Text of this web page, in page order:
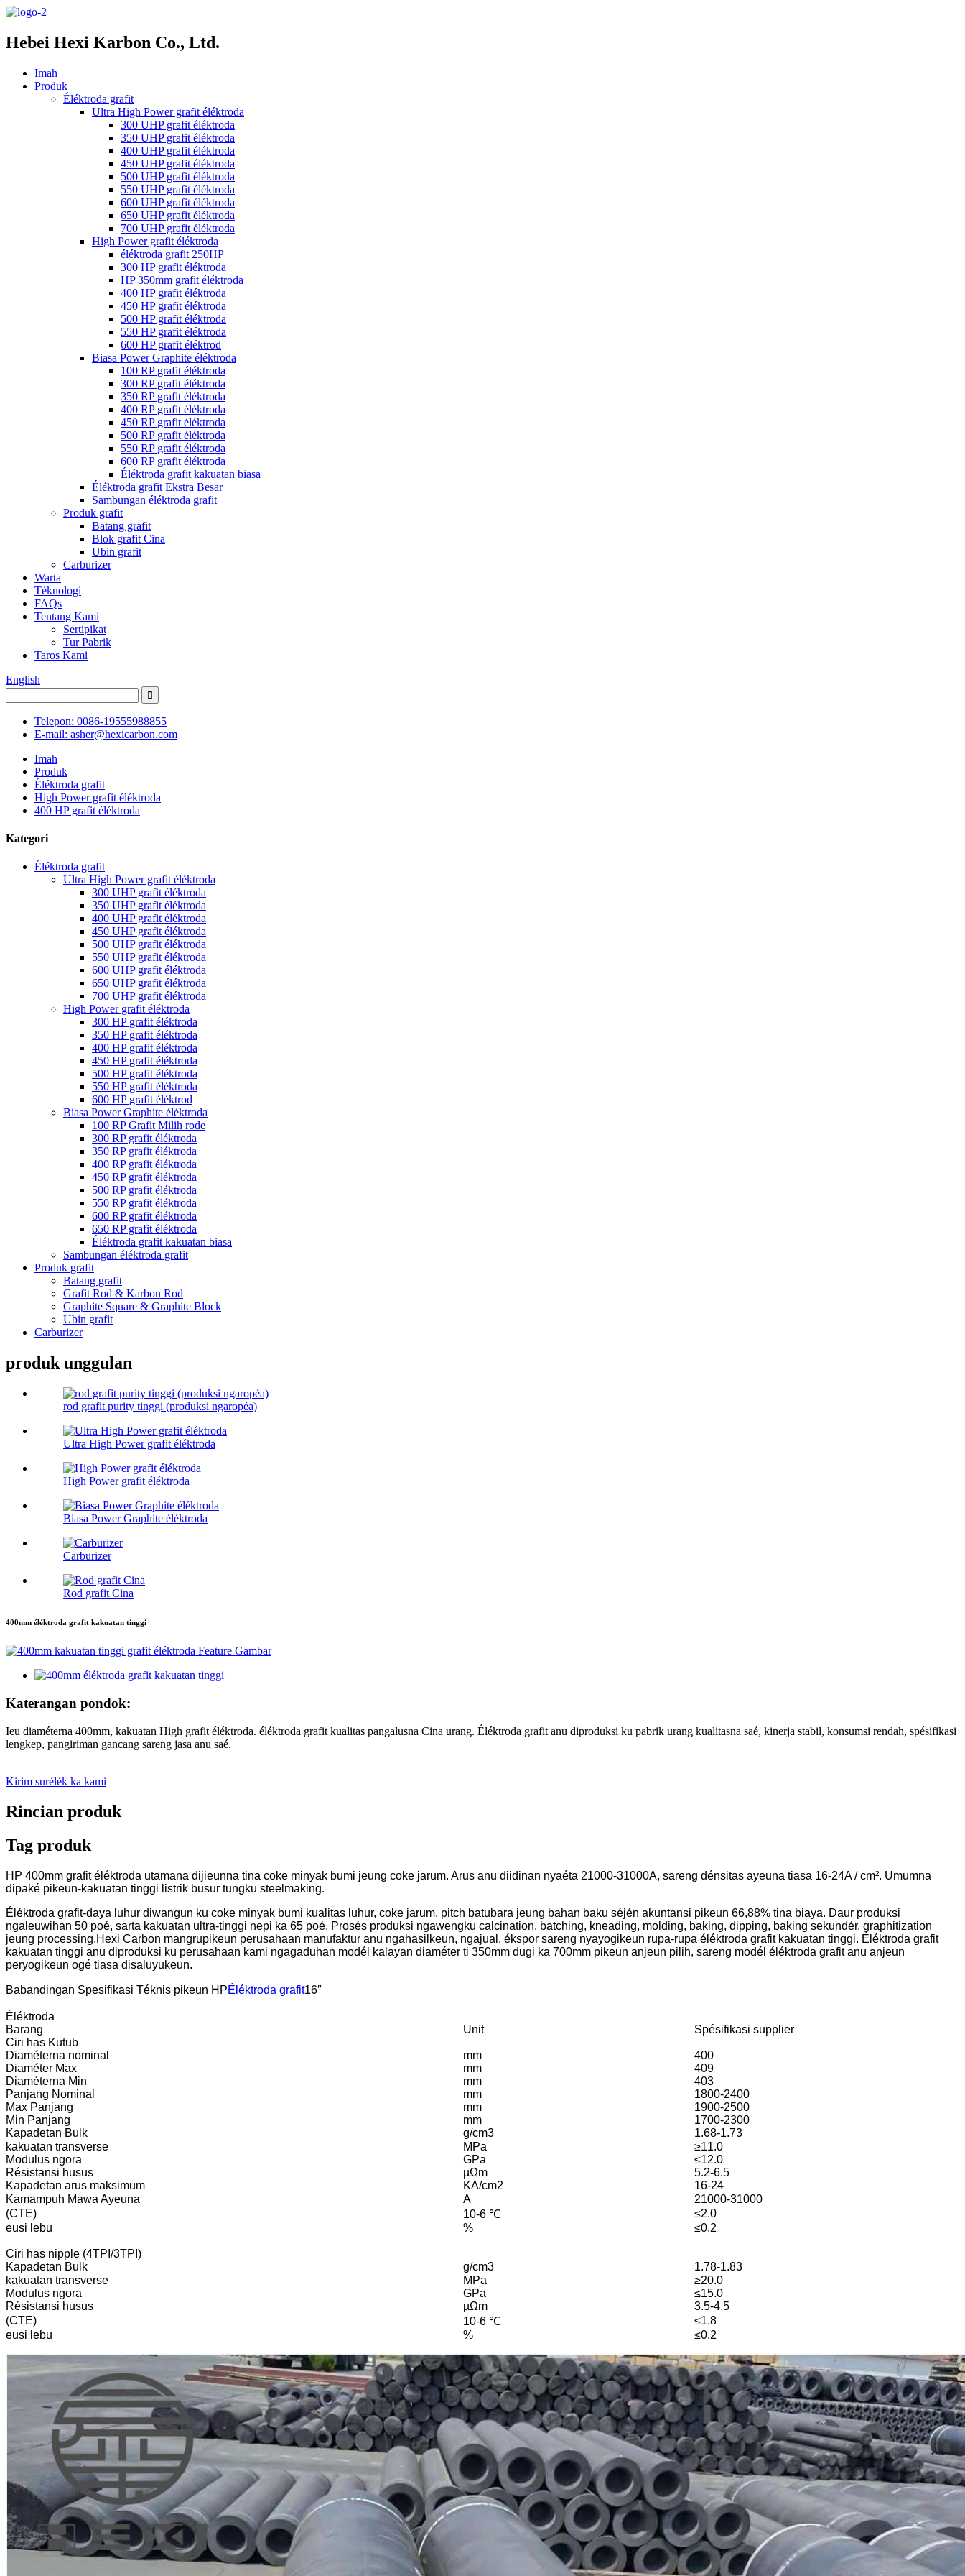
Hebei Hexi Karbon Co., Ltd.
Imah
Produk
Éléktroda grafit
Ultra High Power grafit éléktroda
300 UHP grafit éléktroda
350 UHP grafit éléktroda
400 UHP grafit éléktroda
450 UHP grafit éléktroda
500 UHP grafit éléktroda
550 UHP grafit éléktroda
600 UHP grafit éléktroda
650 UHP grafit éléktroda
700 UHP grafit éléktroda
High Power grafit éléktroda
éléktroda grafit 250HP
300 HP grafit éléktroda
HP 350mm grafit éléktroda
400 HP grafit éléktroda
450 HP grafit éléktroda
500 HP grafit éléktroda
550 HP grafit éléktroda
600 HP grafit éléktrod
Biasa Power Graphite éléktroda
100 RP grafit éléktroda
300 RP grafit éléktroda
350 RP grafit éléktroda
400 RP grafit éléktroda
450 RP grafit éléktroda
500 RP grafit éléktroda
550 RP grafit éléktroda
600 RP grafit éléktroda
Éléktroda grafit kakuatan biasa
Éléktroda grafit Ekstra Besar
Sambungan éléktroda grafit
Produk grafit
Batang grafit
Blok grafit Cina
Ubin grafit
Carburizer
Warta
Téknologi
FAQs
Tentang Kami
Sertipikat
Tur Pabrik
Taros Kami
English
Telepon: 0086-19555988855
E-mail: asher@hexicarbon.com
Imah
Produk
Éléktroda grafit
High Power grafit éléktroda
400 HP grafit éléktroda
Kategori
Éléktroda grafit
Ultra High Power grafit éléktroda
300 UHP grafit éléktroda
350 UHP grafit éléktroda
400 UHP grafit éléktroda
450 UHP grafit éléktroda
500 UHP grafit éléktroda
550 UHP grafit éléktroda
600 UHP grafit éléktroda
650 UHP grafit éléktroda
700 UHP grafit éléktroda
High Power grafit éléktroda
300 HP grafit éléktroda
350 HP grafit éléktroda
400 HP grafit éléktroda
450 HP grafit éléktroda
500 HP grafit éléktroda
550 HP grafit éléktroda
600 HP grafit éléktrod
Biasa Power Graphite éléktroda
100 RP Grafit Milih rode
300 RP grafit éléktroda
350 RP grafit éléktroda
400 RP grafit éléktroda
450 RP grafit éléktroda
500 RP grafit éléktroda
550 RP grafit éléktroda
600 RP grafit éléktroda
650 RP grafit éléktroda
Éléktroda grafit kakuatan biasa
Sambungan éléktroda grafit
Produk grafit
Batang grafit
Grafit Rod & Karbon Rod
Graphite Square & Graphite Block
Ubin grafit
Carburizer
produk unggulan
rod grafit purity tinggi (produksi ngaropéa)
Ultra High Power grafit éléktroda
High Power grafit éléktroda
Biasa Power Graphite éléktroda
Carburizer
Rod grafit Cina
400mm éléktroda grafit kakuatan tinggi
Katerangan pondok:
Ieu diaméterna 400mm, kakuatan High grafit éléktroda. éléktroda grafit kualitas pangalusna Cina urang. Éléktroda grafit anu diproduksi ku pabrik urang kualitasna saé, kinerja stabil, konsumsi rendah, spésifikasi
lengkep, pangiriman gancang sareng jasa anu saé.
Kirim surélék ka kami
Rincian produk
Tag produk
HP 400mm grafit éléktroda utamana dijieunna tina coke minyak bumi jeung coke jarum. Arus anu diidinan nyaéta 21000-31000A, sareng dénsitas ayeuna tiasa 16-24A / cm². Umumna
dipaké pikeun-kakuatan tinggi listrik busur tungku steelmaking.
Éléktroda grafit-daya luhur diwangun ku coke minyak bumi kualitas luhur, coke jarum, pitch batubara jeung bahan baku séjén akuntansi pikeun 66,88% tina biaya. Daur produksi
ngaleuwihan 50 poé, sarta kakuatan ultra-tinggi nepi ka 65 poé. Prosés produksi ngawengku calcination, batching, kneading, molding, baking, dipping, baking sekundér, graphitization
jeung processing.Hexi Carbon mangrupikeun perusahaan manufaktur anu ngahasilkeun, ngajual, ékspor sareng nyayogikeun rupa-rupa éléktroda grafit kakuatan tinggi. Éléktroda grafit
kakuatan tinggi anu diproduksi ku perusahaan kami ngagaduhan modél kalayan diaméter ti 350mm dugi ka 700mm pikeun anjeun pilih, sareng modél éléktroda grafit anu anjeun
peryogikeun ogé tiasa disaluyukeun.
Babandingan Spesifikasi Téknis pikeun HPÉléktroda grafit16″
Éléktroda
Barang
Unit
Spésifikasi supplier
Ciri has Kutub
Diaméterna nominal
mm
400
Diaméter Max
mm
409
Diaméterna Min
mm
403
Panjang Nominal
mm
1800-2400
Max Panjang
mm
1900-2500
Min Panjang
mm
1700-2300
Kapadetan Bulk
g/cm3
1.68-1.73
kakuatan transverse
MPa
≥11.0
Modulus ngora
GPa
≤12.0
Résistansi husus
µΩm
5.2-6.5
Kapadetan arus maksimum
KA/cm2
16-24
Kamampuh Mawa Ayeuna
A
21000-31000
(CTE)
10-6 ℃
≤2.0
eusi lebu
% ≤0.2
Ciri has nipple (4TPI/3TPI)
Kapadetan Bulk
g/cm3
1.78-1.83
kakuatan transverse
MPa
≥20.0
Modulus ngora
GPa
≤15.0
Résistansi husus
µΩm
3.5-4.5
(CTE)
10-6 ℃
≤1.8
eusi lebu
% ≤0.2